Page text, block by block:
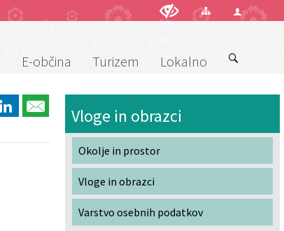
E-občina Turizem Lokalno
Vloge in obrazci
Okolje in prostor
Vloge in obrazci
Varstvo osebnih podatkov